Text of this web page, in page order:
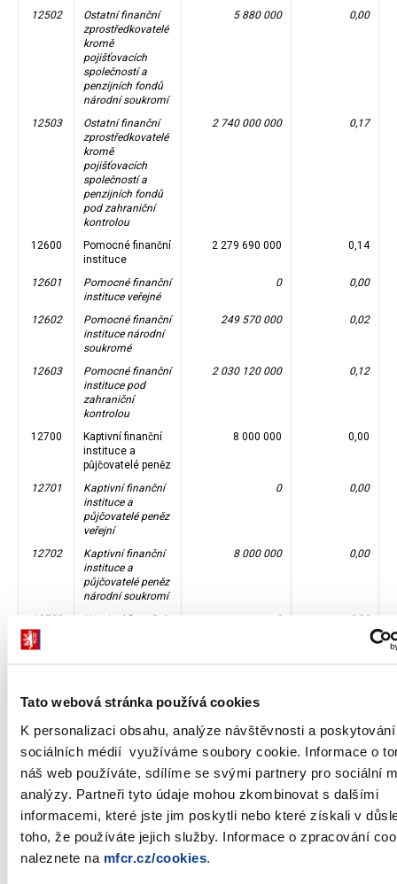
Tato webová stránka používá cookies
K personalizaci obsahu, analýze návštěvnosti a
sociálních médií využíváme soubory cookie. Informace o
náš web používáte, sdílíme se svými partnery pro sociální
analýzy. Partneři tyto údaje mohou zkombinovat s dalšími
informacemi, které jste jim poskytli nebo které získali v
toho, že používáte jejich služby. Informace o zpracování
naleznete na mfcr.cz/cookies
12502
Ostatní finanční
zprostředkovatelé
kromě
pojišťovacích
společností a
penzijních fondů
národní soukromí
5 880 000 0,00
12503
Ostatní finanční
zprostředkovatelé
kromě
pojišťovacích
společností a
penzijních fondů
pod zahraniční
kontrolou
2 740 000 000 0,17
12600
Pomocné finanční
instituce
2 279 690 000 0,14
12601
Pomocné finanční
instituce veřejné
0 0,00
12602
Pomocné finanční
instituce národní
soukromé
249 570 000 0,02
12603
Pomocné finanční
instituce pod
zahraniční
kontrolou
2 030 120 000 0,12
12700
Kaptivní finanční
instituce a
půjčovatelé peněz
8 000 000 0,00
12701
Kaptivní finanční
instituce a
půjčovatelé peněz
veřejní
0 0,00
12702
Kaptivní finanční
instituce a
půjčovatelé peněz
národní soukromí
8 000 000 0,00
12703
Kaptivní finanční
0 0,00
12800
Pojišťovací
136 528 940 000
12801
Pojišťovací
společnosti
145 300 000 0,01
12802
Pojišťovací
společnosti
národní soukromé
1 253 790 000 0,08
12803
Pojišťovací
společnosti pod
135 129 850 000 8,26